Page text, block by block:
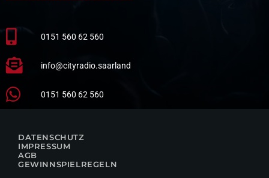
0151 560 62 560
info@cityradio.saarland
0151 560 62 560
DATENSCHUTZ
IMPRESSUM
AGB
GEWINNSPIELREGELN